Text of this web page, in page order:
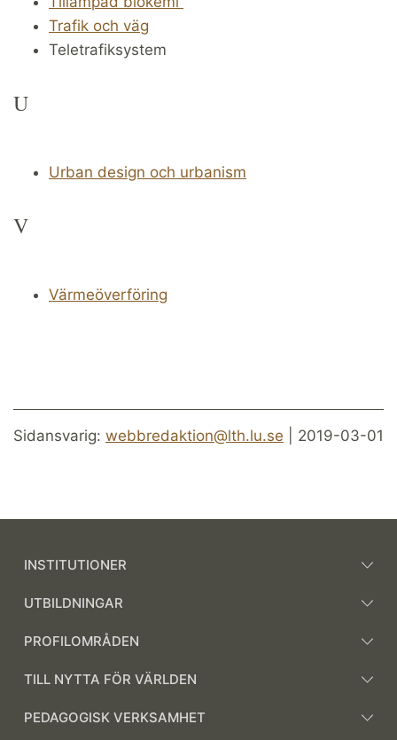
Trafik och väg
Teletrafiksystem
U
Urban design och urbanism
V
Värmeöverföring
Sidansvarig: webbredaktion@lth.lu.se | 2019-03-01
INSTITUTIONER
UTBILDNINGAR
PROFILOMRÅDEN
TILL NYTTA FÖR VÄRLDEN
PEDAGOGISK VERKSAMHET